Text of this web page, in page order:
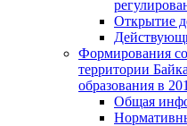
Открытие
Формирования
территории
образования в
Общая